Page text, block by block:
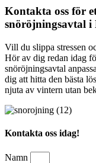
Kontakta oss för
snöröjningsavtal i
Vill du slippa stressen
Hör av dig redan idag
snöröjningsavtal
dig att hitta den bästa
njuta av vintern utan
Kontakta oss idag!
Namn